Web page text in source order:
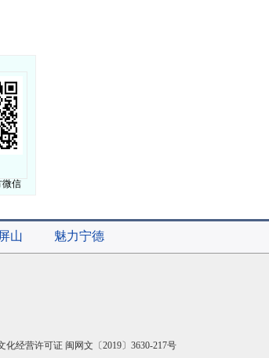
微信
山 魅力宁德
经营许可证 闽网文〔2019〕3630-217号